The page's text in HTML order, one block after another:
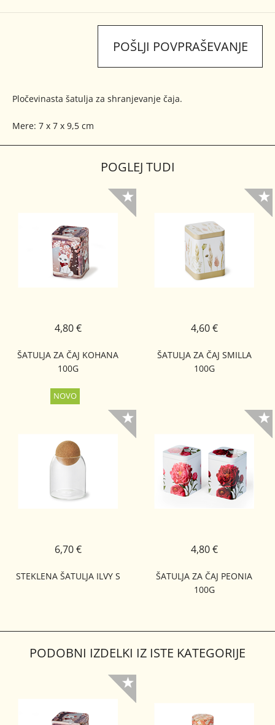
POŠLJI POVPRAŠEVANJE
Pločevinasta šatulja za shranjevanje čaja.
Mere: 7 x 7 x 9,5 cm
POGLEJ TUDI
ŠATULJA ZA ČAJ KOHANA
100G
4,80 €
ŠATULJA ZA ČAJ SMILLA
100G
4,60 €
STEKLENA ŠATULJA ILVY S
6,70 €
ŠATULJA ZA ČAJ PEONIA
100G
4,80 €
PODOBNI IZDELKI IZ ISTE KATEGORIJE